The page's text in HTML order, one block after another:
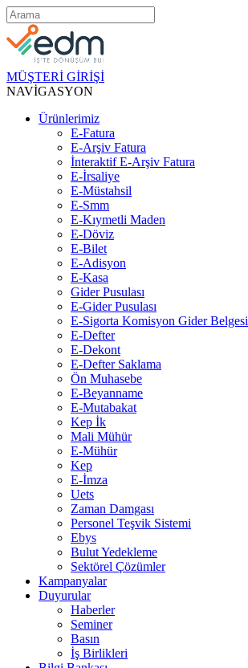
MÜŞTERİ GİRİŞİ
NAVİGASYON
Ürünlerimiz
E-Fatura
E-Arşiv Fatura
İnteraktif E-Arşiv Fatura
E-İrsaliye
E-Müstahsil
E-Smm
E-Kıymetli Maden
E-Döviz
E-Bilet
E-Adisyon
E-Kasa
Gider Pusulası
E-Gider Pusulası
E-Sigorta Komisyon Gider Belgesi
E-Defter
E-Dekont
E-Defter Saklama
Ön Muhasebe
E-Beyanname
E-Mutabakat
Kep İk
Mali Mühür
E-Mühür
Kep
E-İmza
Uets
Zaman Damgası
Personel Teşvik Sistemi
Ebys
Bulut Yedekleme
Sektörel Çözümler
Kampanyalar
Duyurular
Haberler
Seminer
Basın
İş Birlikleri